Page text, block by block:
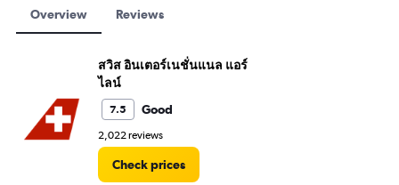
Overview Reviews
สวิส อินเตอร์เนชั่นแนล แอร์
ไลน์
7.5 Good
2,022 reviews
Check prices